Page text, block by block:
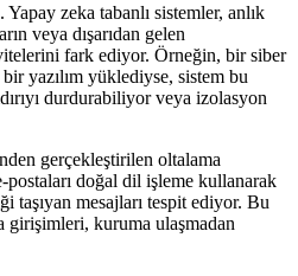
zeka tabanlı sistemler, anlık
veya dışarıdan gelen
fark ediyor. Örneğin, bir siber
yazılım yüklediyse, sistem bu
durdurabiliyor veya izolasyon
gerçekleştirilen oltalama
postaları doğal dil işleme kullanarak
taşıyan mesajları tespit ediyor. Bu
girişimleri, kuruma ulaşmadan